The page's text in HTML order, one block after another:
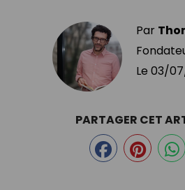
Par
Le 03/
PARTAGER CET